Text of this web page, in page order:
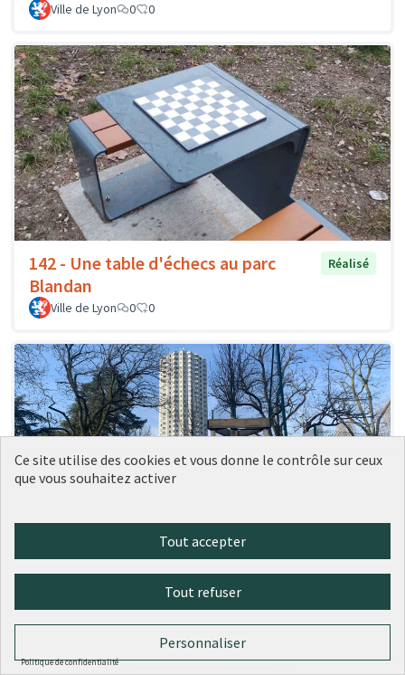
Ville de Lyon 0 0
142 - Une table d'échecs au parc
Blandan
Réalisé
Ville de Lyon 0 0
41 - Des plantes grimpantes sur les
grilles des city stades
Ce site utilise des cookies et vous donne le contrôle sur ceux
que vous souhaitez activer
Tout accepter
Tout refuser
Personnaliser
Politique de confidentialité